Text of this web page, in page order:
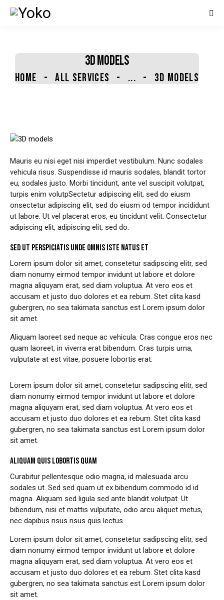
contenido
3D MODELS
HOME ALL SERVICES ... 3D MODELS
Mauris eu nisi eget nisi imperdiet vestibulum. Nunc sodales
vehicula risus. Suspendisse id mauris sodales, blandit tortor
eu, sodales justo. Morbi tincidunt, ante vel suscipit volutpat,
turpis enim volutpSectetur adipiscing elit, sed do eiusm
onsectetur adipiscing elit, sed do eiusm od tempor incididunt
ut labore. Ut vel placerat eros, eu tincidunt velit. Consectetur
adipiscing elit, adipiscing elit, sed do.
SED UT PERSPICIATIS UNDE OMNIS ISTE NATUS ET
Lorem ipsum dolor sit amet, consetetur sadipscing elitr, sed
diam nonumy eirmod tempor invidunt ut labore et dolore
magna aliquyam erat, sed diam voluptua. At vero eos et
accusam et justo duo dolores et ea rebum. Stet clita kasd
gubergren, no sea takimata sanctus est Lorem ipsum dolor
sit amet.
Aliquam laoreet sed neque ac vehicula. Cras congue eros nec
quam laoreet, in viverra erat bibendum. Cras turpis urna,
vulputate at est vitae, posuere lobortis erat.
Lorem ipsum dolor sit amet, consetetur sadipscing elitr, sed
diam nonumy eirmod tempor invidunt ut labore et dolore
magna aliquyam erat, sed diam voluptua. At vero eos et
accusam et justo duo dolores et ea rebum. Stet clita kasd
gubergren, no sea takimata sanctus est Lorem ipsum dolor
sit amet.
ALIQUAM QUIS LOBORTIS QUAM
Curabitur pellentesque odio magna, id malesuada arcu
sodales ut. Sed sed quam ut ex bibendum commodo id id
magna. Aliquam sed ligula sed ante blandit volutpat. Ut
bibendum, nisi et mattis vulputate, odio arcu aliquet metus,
nec dapibus risus risus quis lectus.
Lorem ipsum dolor sit amet, consetetur sadipscing elitr, sed
diam nonumy eirmod tempor invidunt ut labore et dolore
magna aliquyam erat, sed diam voluptua. At vero eos et
accusam et justo duo dolores et ea rebum. Stet clita kasd
gubergren, no sea takimata sanctus est Lorem ipsum dolor
sit amet.